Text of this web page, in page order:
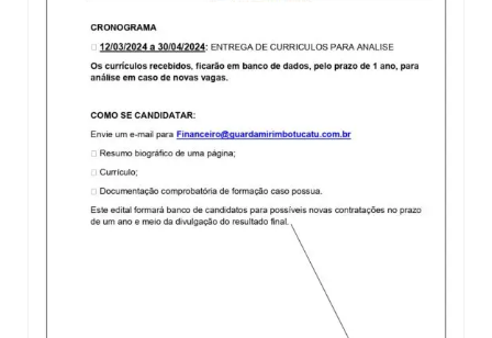
Parceiros
Notícias
Contato
Comunicados
Transparência